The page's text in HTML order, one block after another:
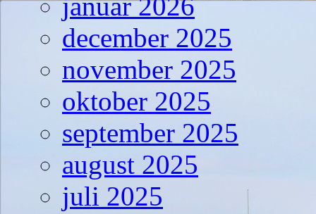
januar 2026
december 2025
november 2025
oktober 2025
september 2025
august 2025
juli 2025